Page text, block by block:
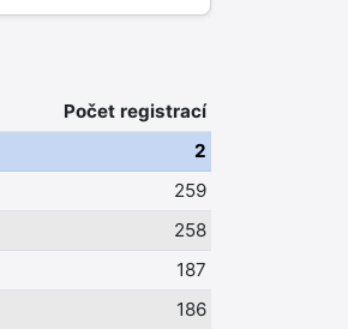
Počet registrací
2
259
258
187
186